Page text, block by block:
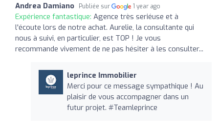
Andrea Damiano Publiée sur 1 year ago
Expérience fantastique: Agence très seriéuse et à
l'écoute lors de notre achat. Aurelie, la consultante qui
nous à suivi, en particulier, est TOP ! Je vous
recommande vivement de ne pas hésiter à les consulter...
leprince Immobilier
Merci pour ce message sympathique ! Au
plaisir de vous accompagner dans un
futur projet. #Teamleprince